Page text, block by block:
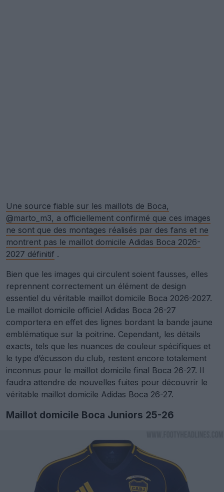
Une source fiable sur les maillots de Boca,
@marto_m3, a officiellement confirmé que ces images
ne sont que des montages réalisés par des fans et ne
montrent pas le maillot domicile Adidas Boca 2026-
2027 définitif .
Bien que les images qui circulent soient fausses, elles
reprennent correctement un élément de design
essentiel du véritable maillot domicile Boca 2026-2027.
Le maillot domicile officiel Adidas Boca 26-27
comportera en effet des lignes bordant la bande jaune
emblématique sur la poitrine. Cependant, les détails
exacts, tels que les nuances de couleur spécifiques et
le type d’écusson du club, restent encore totalement
inconnus pour le maillot domicile final Boca 26-27. Il
faudra attendre de nouvelles fuites pour découvrir le
véritable maillot domicile Adidas Boca 26-27.
Maillot domicile Boca Juniors 25-26